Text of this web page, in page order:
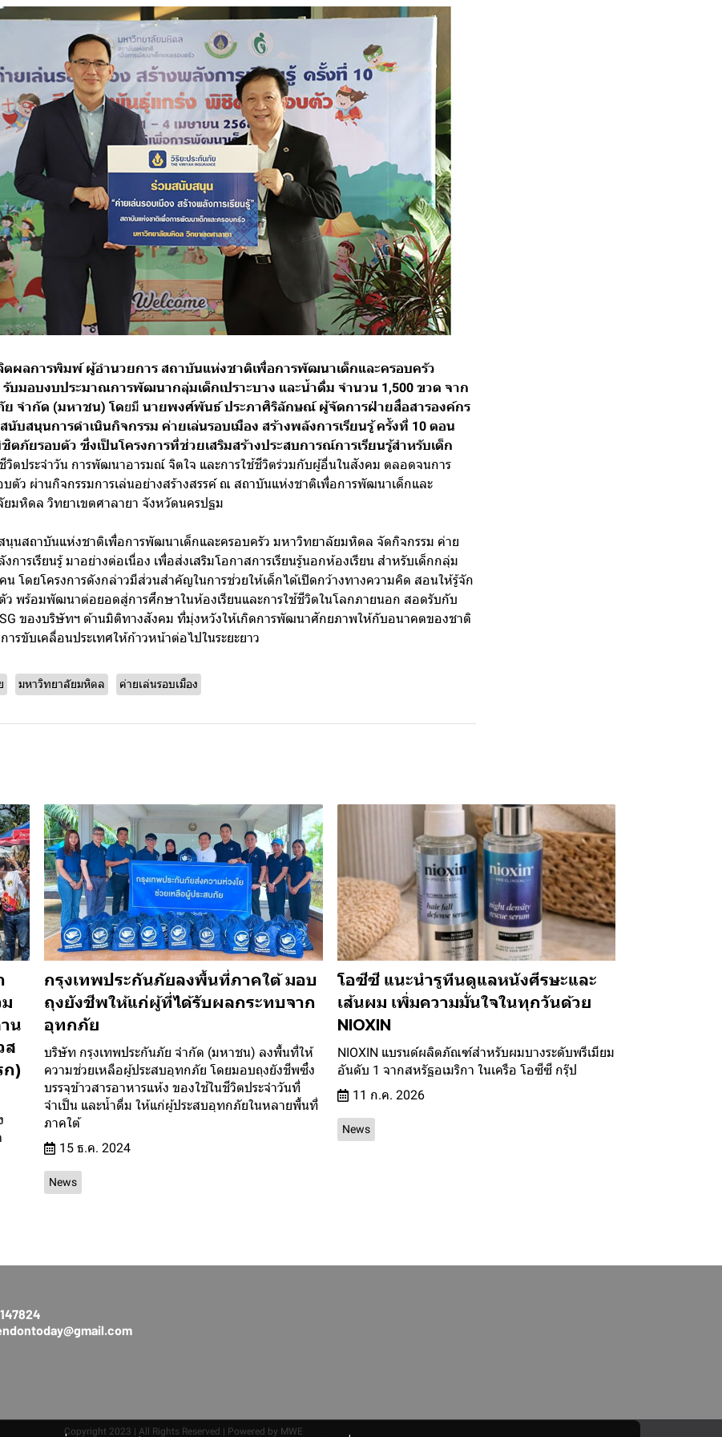
ตผลการพิมพ์ ผู้อำนวยการ สถาบันแห่งชาติเพื่อการพัฒนาเด็กและครอบครัว
บมอบงบประมาณการพัฒนากลุ่มเด็กเปราะบาง และน้ำดื่ม จำนวน 1,500 ขวด จาก
ย จำกัด (มหาชน) โดยมี นายพงศ์พันธ์ ประภาศิริลักษณ์ ผู้จัดการฝ่ายสื่อสารองค์กร
บสนุนการดำเนินกิจกรรม ค่ายเล่นรอบเมือง สร้างพลังการเรียนรู้ ครั้งที่ 10 ตอน
ตภัยรอบตัว ซึ่งเป็นโครงการที่ช่วยเสริมสร้างประสบการณ์การเรียนรู้สำหรับเด็ก
วิตประจำวัน การพัฒนาอารมณ์ จิตใจ และการใช้ชีวิตร่วมกับผู้อื่นในสังคม ตลอดจนการ
ตัว ผ่านกิจกรรมการเล่นอย่างสร้างสรรค์ ณ สถาบันแห่งชาติเพื่อการพัฒนาเด็กและ
มหิดล วิทยาเขตศาลายา จังหวัดนครปฐม
นสถาบันแห่งชาติเพื่อการพัฒนาเด็กและครอบครัว มหาวิทยาลัยมหิดล จัดกิจกรรม ค่าย
งการเรียนรู้ มาอย่างต่อเนื่อง เพื่อส่งเสริมโอกาสการเรียนรู้นอกห้องเรียน สำหรับเด็กกลุ่ม
คน โดยโครงการดังกล่าวมีส่วนสำคัญในการช่วยให้เด็กได้เปิดกว้างทางความคิด สอนให้รู้จัก
ว พร้อมพัฒนาต่อยอดสู่การศึกษาในห้องเรียนและการใช้ชีวิตในโลกภายนอก สอดรับกับ
ของบริษัทฯ ด้านมิติทางสังคม ที่มุ่งหวังให้เกิดการพัฒนาศักยภาพให้กับอนาคตของชาติ
รขับเคลื่อนประเทศให้ก้าวหน้าต่อไปในระยะยาว
มหาวิทยาลัยมหิดล ค่ายเล่นรอบเมือง
น
ส
ก)
กรุงเทพประกันภัยลงพื้นที่ภาคใต้ มอบ
ถุงยังชีพให้แก่ผู้ที่ได้รับผลกระทบจาก
อุทกภัย
บริษัท กรุงเทพประกันภัย จำกัด (มหาชน) ลงพื้นที่ให้
ความช่วยเหลือผู้ประสบอุทกภัย โดยมอบถุงยังชีพซึ่ง
บรรจุข้าวสารอาหารแห้ง ของใช้ในชีวิตประจำวันที่
จำเป็น และน้ำดื่ม ให้แก่ผู้ประสบอุทกภัยในหลายพื้นที่
ภาคใต้
15 ธ.ค. 2024
News
โอซีซี แนะนำรูทีนดูแลหนังศีรษะและ
เส้นผม เพิ่มความมั่นใจในทุกวันด้วย
NIOXIN
NIOXIN แบรนด์ผลิตภัณฑ์สำหรับผมบางระดับพรีเมียม
อันดับ 1 จากสหรัฐอเมริกา ในเครือ โอซีซี กรุ๊ป
11 ก.ค. 2026
News
Copyright 2023 | All Rights Reserved | Powered by MWE